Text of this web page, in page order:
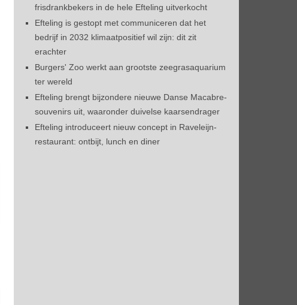
frisdrankbekers in de hele Efteling uitverkocht
Efteling is gestopt met communiceren dat het
bedrijf in 2032 klimaatpositief wil zijn: dit zit
erachter
Burgers' Zoo werkt aan grootste zeegrasaquarium
ter wereld
Efteling brengt bijzondere nieuwe Danse Macabre-
souvenirs uit, waaronder duivelse kaarsendrager
Efteling introduceert nieuw concept in Raveleijn-
restaurant: ontbijt, lunch en diner